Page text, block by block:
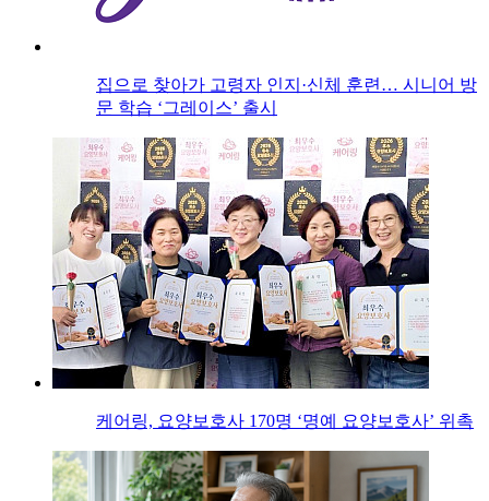
집으로 찾아가 고령자 인지·신체 훈련… 시니어 방
문 학습 ‘그레이스’ 출시
케어링, 요양보호사 170명 ‘명예 요양보호사’ 위촉